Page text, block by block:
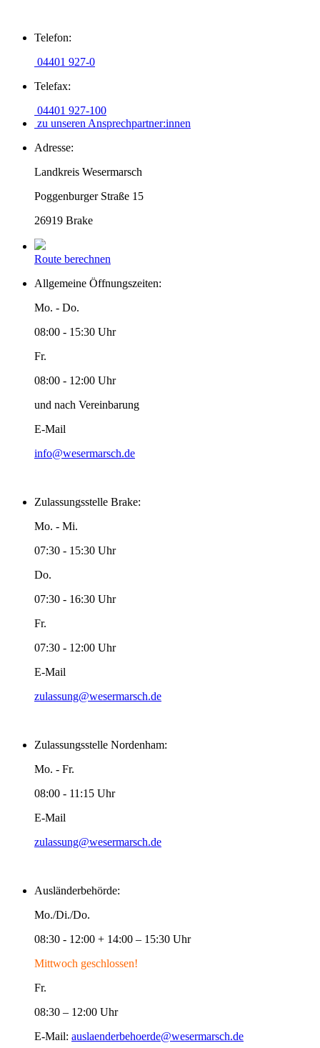
Inhalt
Telefon:
04401 927-0
Telefax:
04401 927-100
zu unseren Ansprechpartner:innen
Adresse:
Landkreis Wesermarsch
Poggenburger Straße 15
26919 Brake
Route berechnen
Allgemeine Öffnungszeiten:
Mo. - Do.
08:00 - 15:30 Uhr
Fr.
08:00 - 12:00 Uhr
und nach Vereinbarung
E-Mail
info@wesermarsch.de
Zulassungsstelle Brake:
Mo. - Mi.
07:30 - 15:30 Uhr
Do.
07:30 - 16:30 Uhr
Fr.
07:30 - 12:00 Uhr
E-Mail
zulassung@wesermarsch.de
Zulassungsstelle Nordenham:
Mo. - Fr.
08:00 - 11:15 Uhr
E-Mail
zulassung@wesermarsch.de
Ausländerbehörde:
Mo./Di./Do.
08:30 - 12:00 + 14:00 – 15:30 Uhr
Mittwoch geschlossen!
Fr.
08:30 – 12:00 Uhr
E-Mail: auslaenderbehoerde@wesermarsch.de